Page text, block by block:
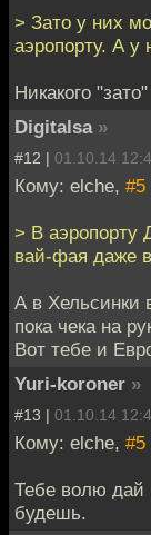
> Зато у них
аэропорту. А у
Никакого
Digitalsa »
#12 | 01.10.14
Кому: elche, #5
> В аэропорту
вай-фая даже
А в Хельсинки
пока чека на
Вот тебе и
Yuri-koroner »
#13 | 01.10.14
Кому: elche, #5
Тебе волю дай
будешь.